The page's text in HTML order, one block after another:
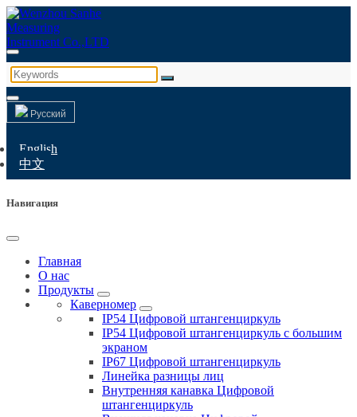
Русский
English
中文
Навигация
Главная
О нас
Продукты
Каверномер
IP54 Цифровой штангенциркуль
IP54 Цифровой штангенциркуль с большим
экраном
IP67 Цифровой штангенциркуль
Линейка разницы лиц
Внутренняя канавка Цифровой
штангенциркуль